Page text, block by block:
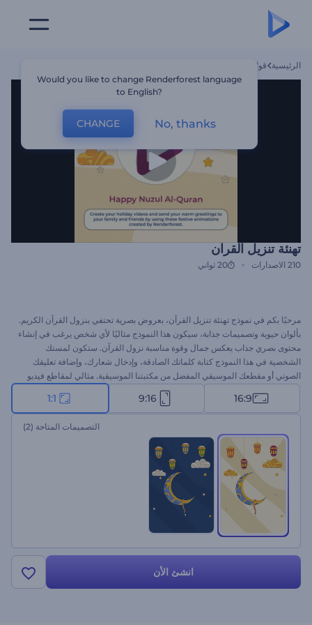
الرئيسية قوالب
تهنئة تنزيل القرآن
210 الاصدارات 20 ثواني
مرحبًا بكم في نموذج تهنئة تنزيل القرآن، بعروض بصرية تحتفي بنزول القرآن الكريم.
بألوان حيوية وتصميمات جذابة، سيكون هذا النموذج مثاليًا لأي شخص يرغب في إنشاء
محتوى بصري جذاب يعكس جمال وقوة مناسبة نزول القرآن. ستكون لمستك
الشخصية في هذا النموذج كتابة كلماتك الصادقة، وإدخال شعارك، وإضافة تعليقك
الصوتي أو مقطعك الموسيقي المفضل من مكتبتنا الموسيقية. مثالي لمقاطع فيديو
التهنئة، ودعوات العطلات، وافتتاحيات العروض التقديمية الاحتفالية، وغيرها الكثير.
قم بإنشائها الآن لتجربة سحر مقاطع نزول القرآن الكريم!
16:9
9:16
1:1
التصميمات المتاحة (2)
انشئ الأن
Would you like to change Renderforest language
to English?
CHANGE No, thanks